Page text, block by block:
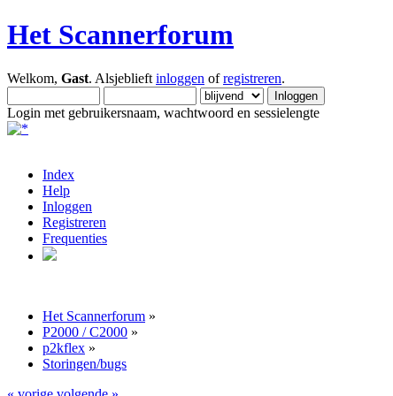
Het Scannerforum
Welkom, Gast. Alsjeblieft inloggen ofregistreren.
Login met gebruikersnaam, wachtwoord en sessielengte
Index
Help
Inloggen
Registreren
Frequenties
Het Scannerforum »
P2000 / C2000 »
p2kflex »
Storingen/bugs